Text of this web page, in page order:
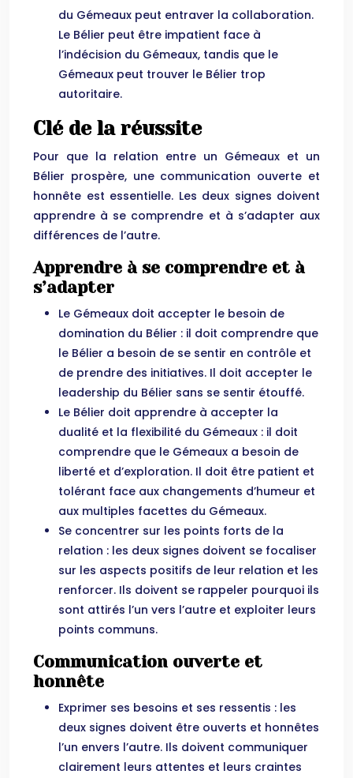
du Gémeaux peut entraver la collaboration.
Le Bélier peut être impatient face à
l’indécision du Gémeaux, tandis que le
Gémeaux peut trouver le Bélier trop
autoritaire.
Clé de la réussite
Pour que la relation entre un Gémeaux et un
Bélier prospère, une communication ouverte et
honnête est essentielle. Les deux signes doivent
apprendre à se comprendre et à s’adapter aux
différences de l’autre.
Apprendre à se comprendre et à
s’adapter
Le Gémeaux doit accepter le besoin de
domination du Bélier : il doit comprendre que
le Bélier a besoin de se sentir en contrôle et
de prendre des initiatives. Il doit accepter le
leadership du Bélier sans se sentir étouffé.
Le Bélier doit apprendre à accepter la
dualité et la flexibilité du Gémeaux : il doit
comprendre que le Gémeaux a besoin de
liberté et d’exploration. Il doit être patient et
tolérant face aux changements d’humeur et
aux multiples facettes du Gémeaux.
Se concentrer sur les points forts de la
relation : les deux signes doivent se focaliser
sur les aspects positifs de leur relation et les
renforcer. Ils doivent se rappeler pourquoi ils
sont attirés l’un vers l’autre et exploiter leurs
points communs.
Communication ouverte et
honnête
Exprimer ses besoins et ses ressentis : les
deux signes doivent être ouverts et honnêtes
l’un envers l’autre. Ils doivent communiquer
clairement leurs attentes et leurs craintes